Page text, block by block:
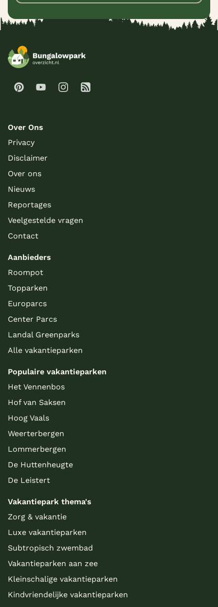
Over Ons
Privacy
Disclaimer
Over ons
Nieuws
Reportages
Veelgestelde vragen
Contact
Aanbieders
Roompot
Topparken
Europarcs
Center Parcs
Landal Greenparks
Alle vakantieparken
Populaire vakantieparken
Het Vennenbos
Hof van Saksen
Hoog Vaals
Weerterbergen
Lommerbergen
De Huttenheugte
De Leistert
Vakantiepark thema's
Zorg & vakantie
Luxe vakantieparken
Subtropisch zwembad
Vakantieparken aan zee
Kleinschalige vakantieparken
Kindvriendelijke vakantieparken